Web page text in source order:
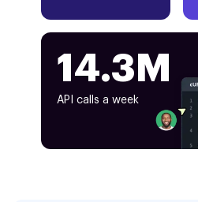
14.3M
API calls a week